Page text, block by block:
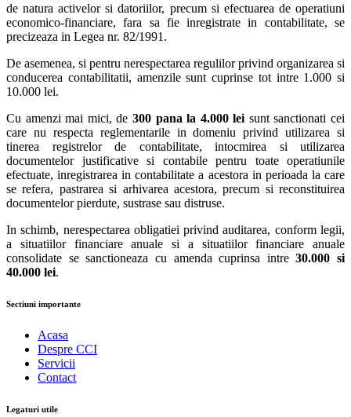
de natura activelor si datoriilor, precum si efectuarea de operatiuni
economico-financiare, fara sa fie inregistrate in contabilitate, se
precizeaza in Legea nr. 82/1991.
De asemenea, si pentru nerespectarea regulilor privind organizarea si
conducerea contabilitatii, amenzile sunt cuprinse tot intre 1.000 si
10.000 lei.
Cu amenzi mai mici, de 300 pana la 4.000 lei sunt sanctionati cei
care nu respecta reglementarile in domeniu privind utilizarea si
tinerea registrelor de contabilitate, intocmirea si utilizarea
documentelor justificative si contabile pentru toate operatiunile
efectuate, inregistrarea in contabilitate a acestora in perioada la care
se refera, pastrarea si arhivarea acestora, precum si reconstituirea
documentelor pierdute, sustrase sau distruse.
In schimb, nerespectarea obligatiei privind auditarea, conform legii,
a situatiilor financiare anuale si a situatiilor financiare anuale
consolidate se sanctioneaza cu amenda cuprinsa intre30.000 si
40.000 lei.
Sectiuni importante
Acasa
Despre CCI
Servicii
Contact
Legaturi utile